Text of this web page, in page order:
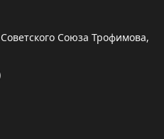
Союза Трофимова,